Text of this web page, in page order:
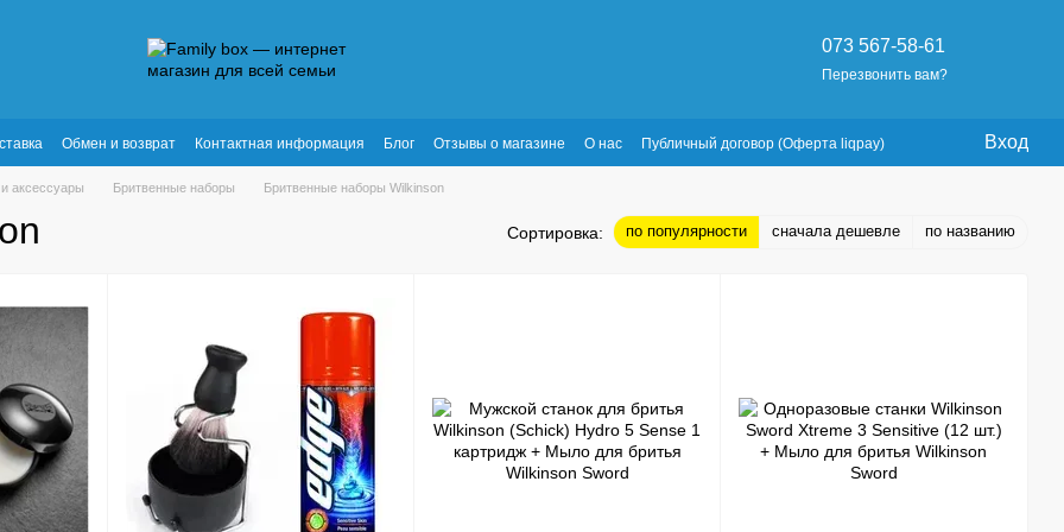
073 567-58-61
Перезвонить вам?
Обмен и возврат Контактная информация Блог Отзывы о магазине О нас Публичный договор (Оферта liqpay) Вход
аксессуары Бритвенные наборы Бритвенные наборы Wilkinson
Сортировка: по популярности сначала дешевле по названию